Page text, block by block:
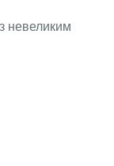
невеликим